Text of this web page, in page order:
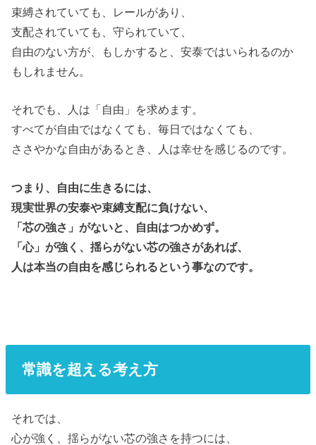
束縛されていても、レールがあり、
支配されていても、守られていて、
自由のない方が、もしかすると、安泰ではいられるのか
もしれません。
それでも、人は「自由」を求めます。
すべてが自由ではなくても、毎日ではなくても、
ささやかな自由があるとき、人は幸せを感じるのです。
つまり、自由に生きるには、
現実世界の安泰や束縛支配に負けない、
「芯の強さ」がないと、自由はつかめず。
「心」が強く、揺らがない芯の強さがあれば、
人は本当の自由を感じられるという事なのです。
常識を超える考え方
それでは、
心が強く、揺らがない芯の強さを持つには、